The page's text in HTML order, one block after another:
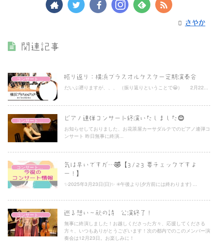
さやか
関連記事
コンサートレポート 振り返り：横浜ブラスオルケスター定期演奏会
だいぶ遡りますが、、、 （振り返りということで😀） 2月22...
コンサートレポート ピアノ連弾コンサート終演いたしました😊
お知らせしておりました、お花茶屋カーサダルテでのピアノ連弾コ
ンサート 昨日無事に終演...
コンサート情報
気は早いですが…🤣【3/23 要チェックですよ
ー！】
✨2025年3月23日(日)✨ ✳️午後より(夕方前には終わります) ...
コンサートレポート 巡る想い〜秋の詩 公演終了！
無事に終演しました！お越しくださった方々、応援してくださる
方々、いつもありがとうございます！次の都内でのこのメンバー演
奏会は12月23日。お楽しみに！